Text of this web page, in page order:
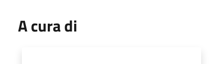
A cura di